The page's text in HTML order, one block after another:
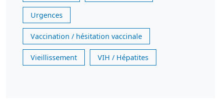
Urgences
Vaccination / hésitation vaccinale
Vieillissement VIH / Hépatites